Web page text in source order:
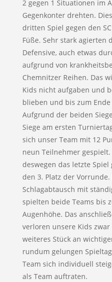
2 gegen 1 Situationen im
Gegenkonter drehten.
dritten Spiel gegen den
Füße. Sehr stark agierten
Defensive, auch etwas
aufgrund von
Chemnitzer Reihen. Das
Kids nicht aufgaben und
blieben und bis zum
Aufgrund der beiden
Siege am ersten
sich unser Team mit 12
neun Teilnehmer
deswegen das letzte Spiel
den 3. Platz der
Schlagabtausch mit
spielten beide Teams bis
Augenhöhe. Das
verloren unsere Kids
weiteres Stück an
rundum gelungen
Team sich individuell
als Team auftraten.